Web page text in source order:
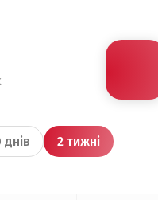
днів 2 тижні